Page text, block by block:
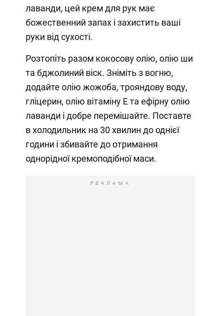
лаванди, цей крем для рук має
божественний запах і захистить ваші
руки від сухості.
Розтопіть разом кокосову олію, олію ши
та бджолиний віск. Зніміть з вогню,
додайте олію жожоба, трояндову воду,
гліцерин, олію вітаміну Е та ефірну олію
лаванди і добре перемішайте. Поставте
в холодильник на 30 хвилин до однієї
години і збивайте до отримання
однорідної кремоподібної маси.
РЕКЛАМА